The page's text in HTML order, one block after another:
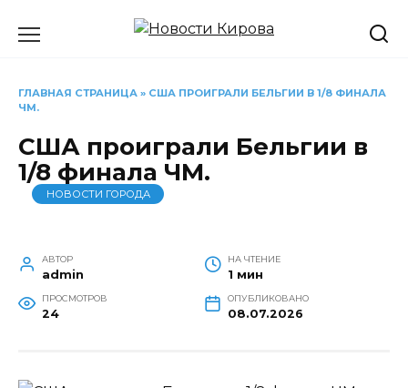
ГЛАВНАЯ СТРАНИЦА » США ПРОИГРАЛИ БЕЛЬГИИ В 1/8 ФИНАЛА
ЧМ.
США проиграли Бельгии в
1/8 финала ЧМ.
НОВОСТИ ГОРОДА
АВТОР
admin
НА ЧТЕНИЕ
1 мин
ПРОСМОТРОВ
24
ОПУБЛИКОВАНО
08.07.2026